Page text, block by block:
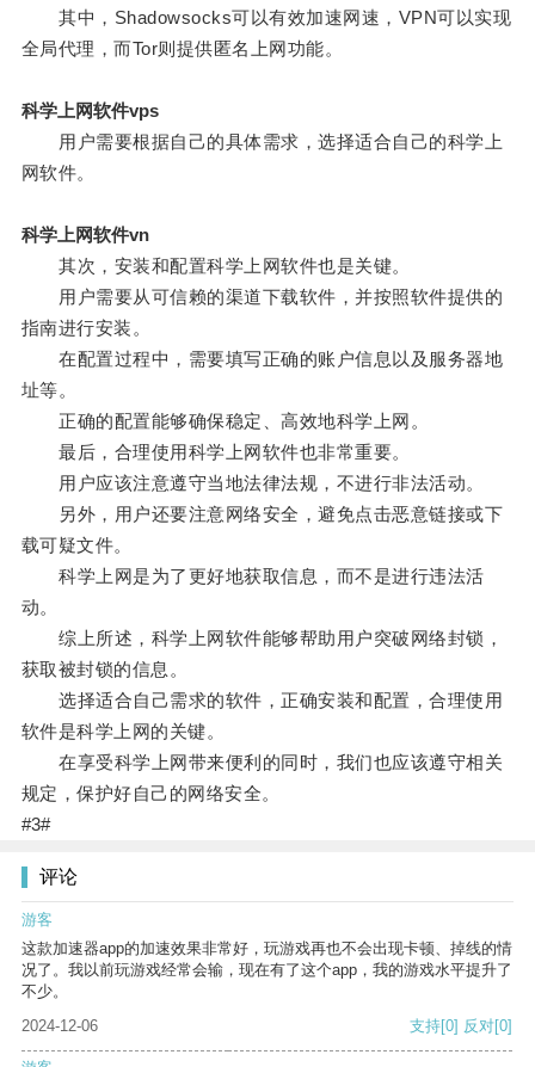
其中，Shadowsocks可以有效加速网速，VPN可以实现
全局代理，而Tor则提供匿名上网功能。
科学上网软件vps
用户需要根据自己的具体需求，选择适合自己的科学上
网软件。
科学上网软件vn
其次，安装和配置科学上网软件也是关键。
用户需要从可信赖的渠道下载软件，并按照软件提供的
指南进行安装。
在配置过程中，需要填写正确的账户信息以及服务器地
址等。
正确的配置能够确保稳定、高效地科学上网。
最后，合理使用科学上网软件也非常重要。
用户应该注意遵守当地法律法规，不进行非法活动。
另外，用户还要注意网络安全，避免点击恶意链接或下
载可疑文件。
科学上网是为了更好地获取信息，而不是进行违法活
动。
综上所述，科学上网软件能够帮助用户突破网络封锁，
获取被封锁的信息。
选择适合自己需求的软件，正确安装和配置，合理使用
软件是科学上网的关键。
在享受科学上网带来便利的同时，我们也应该遵守相关
规定，保护好自己的网络安全。
#3#
评论
游客
这款加速器app的加速效果非常好，玩游戏再也不会出现卡顿、掉线的情
况了。我以前玩游戏经常会输，现在有了这个app，我的游戏水平提升了
不少。
2024-12-06
支持[0] 反对[0]